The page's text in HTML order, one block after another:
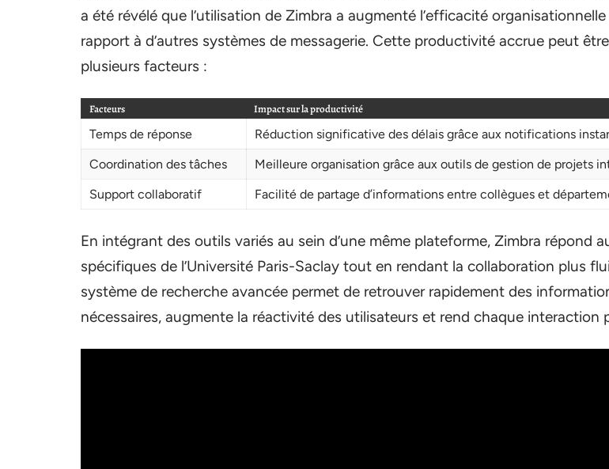
a été révélé que l’utilisation de Zimbra a augmenté l’efficacité
rapport à d’autres systèmes de messagerie. Cette productivité accrue peut
plusieurs facteurs :
Facteurs Impact sur la productivité
Temps de réponse
Réduction significative des délais grâce aux notifications
Coordination des tâches
Meilleure organisation grâce aux outils de gestion de projets
Support collaboratif
Facilité de partage d’informations entre collègues et
En intégrant des outils variés au sein d’une même plateforme, Zimbra répond
spécifiques de l’Université Paris-Saclay tout en rendant la collaboration plus
système de recherche avancée permet de retrouver rapidement des
nécessaires, augmente la réactivité des utilisateurs et rend chaque interaction